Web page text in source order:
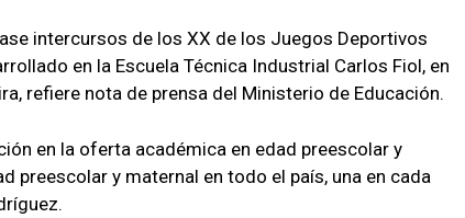
intercursos de los XX de los Juegos Deportivos
en la Escuela Técnica Industrial Carlos Fiol, en
refiere nota de prensa del Ministerio de Educación.
en la oferta académica en edad preescolar y
preescolar y maternal en todo el país, una en cada